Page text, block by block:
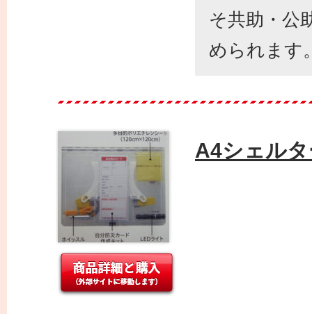
そ共助・公
められます
A4シェル